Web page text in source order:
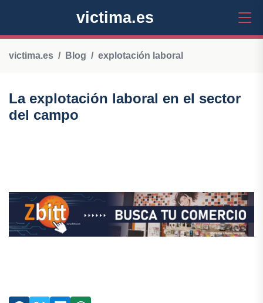
victima.es
victima.es Blog explotación laboral
La explotación laboral en el sector
del campo